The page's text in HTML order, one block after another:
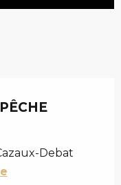
Debat